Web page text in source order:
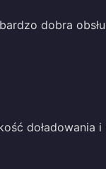
dobra
doładowania i